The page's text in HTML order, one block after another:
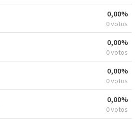
0,00%
0 votos
0,00%
0 votos
0,00%
0 votos
0,00%
0 votos